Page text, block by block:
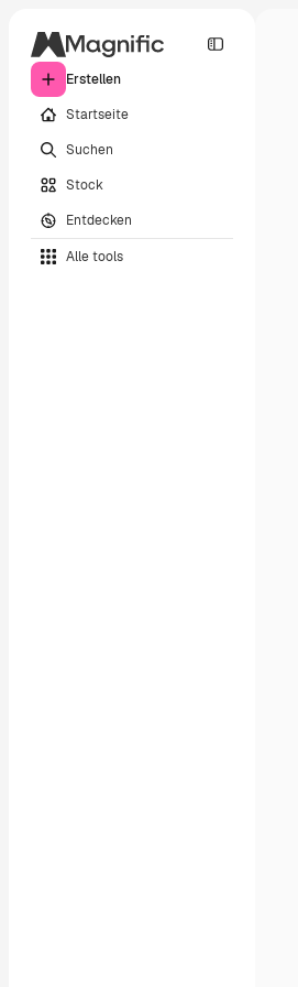
Erstellen
Startseite
Suchen
Stock
Entdecken
Alle tools